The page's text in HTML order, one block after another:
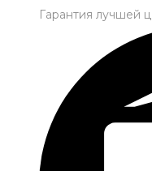
Гарантия лучшей